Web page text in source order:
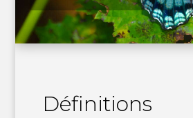
Définitions